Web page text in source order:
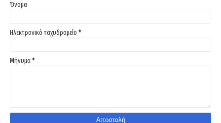
Όνομα
Ηλεκτρονικό ταχυδρομείο *
Μήνυμα*